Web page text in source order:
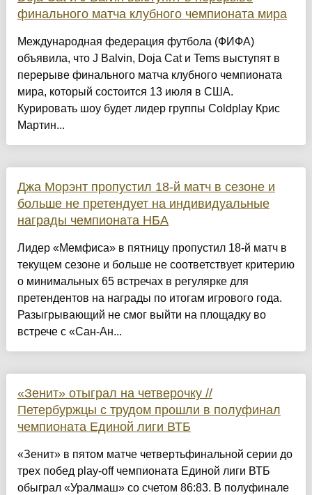
финального матча клубного чемпионата мира
Международная федерация футбола (ФИФА)
объявила, что J Balvin, Doja Cat и Tems выступят в
перерыве финального матча клубного чемпионата
мира, который состоится 13 июля в США.
Курировать шоу будет лидер группы Coldplay Крис
Мартин...
Джа Морэнт пропустил 18-й матч в сезоне и
больше не претендует на индивидуальные
награды чемпионата НБА
Лидер «Мемфиса» в пятницу пропустил 18-й матч в
текущем сезоне и больше не соответствует критерию
о минимальных 65 встречах в регулярке для
претендентов на награды по итогам игрового года.
Разыгрывающий не смог выйти на площадку во
встрече с «Сан-Ан...
«Зенит» отыграл на четверочку //
Петербуржцы с трудом прошли в полуфинал
чемпионата Единой лиги ВТБ
«Зенит» в пятом матче четвертьфинальной серии до
трех побед play-off чемпионата Единой лиги ВТБ
обыграл «Уралмаш» со счетом 86:83. В полуфинале